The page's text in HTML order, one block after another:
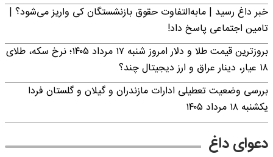
خبر داغ رسید | مابه‌التفاوت حقوق بازنشستگان کی واریز می‌شود؟ |
تامین اجتماعی پاسخ داد!
بروزترین قیمت طلا و دلار امروز شنبه ۱۷ مرداد ۱۴۰۵؛ نرخ سکه، طلای
۱۸ عیار، دینار عراق و ارز دیجیتال چند؟
بررسی وضعیت تعطیلی ادارات مازندران و گیلان و گلستان فردا
یکشنبه ۱۸ مرداد ۱۴۰۵
دعوای داغ